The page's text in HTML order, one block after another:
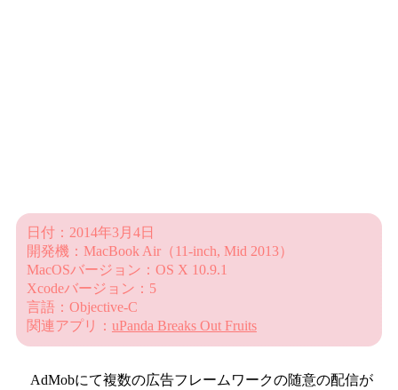
日付：2014年3月4日
開発機：MacBook Air（11-inch, Mid 2013）
MacOSバージョン：OS X 10.9.1
Xcodeバージョン：5
言語：Objective-C
関連アプリ： uPanda Breaks Out Fruits
AdMobにて複数の広告フレームワークの随意の配信が